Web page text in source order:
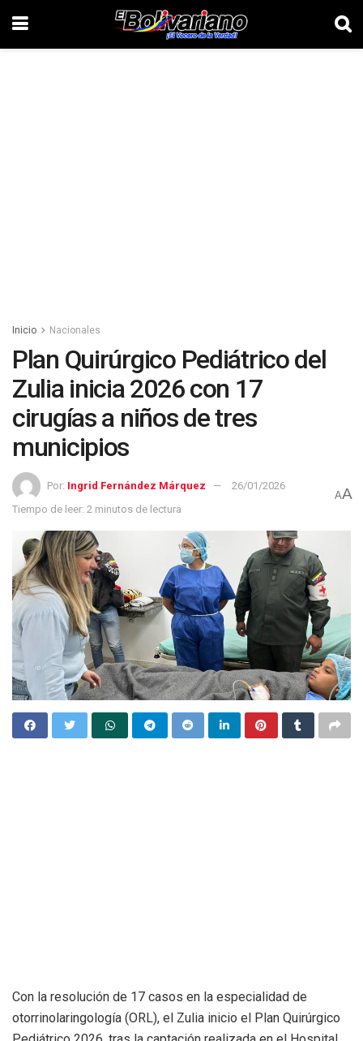
Inicio Nacionales
Plan Quirúrgico Pediátrico del
Zulia inicia 2026 con 17
cirugías a niños de tres
municipios
Por: Ingrid Fernández Márquez
26/01/2026
Tiempo de leer: 2 minutos de lectura
AA
Con la resolución de 17 casos en la especialidad de
otorrinolaringología (ORL), el Zulia inicio el Plan Quirúrgico